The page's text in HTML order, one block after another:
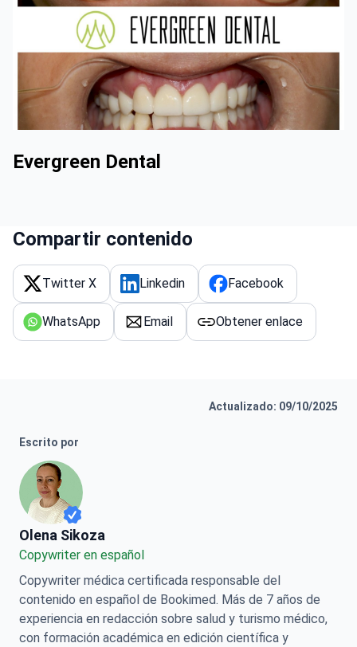
Twitter X Linkedin Facebook
WhatsApp Email Obtener enlace
Olena Sikoza
Olena Sikoza
Сopywriter en español
Copywriter médica certificada responsable del
contenido en español de Bookimed. Más de 7 años de
experiencia en redacción sobre salud y turismo médico,
con formación académica en edición científica y
desarrollo de contenidos.